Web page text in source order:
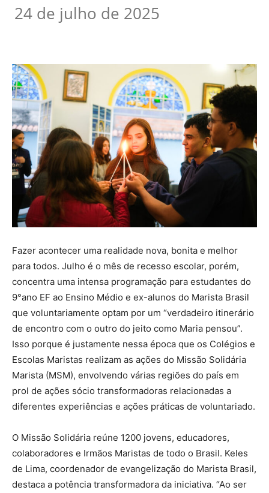
24 de julho de 2025
Fazer acontecer uma realidade nova, bonita e melhor
para todos. Julho é o mês de recesso escolar, porém,
concentra uma intensa programação para estudantes do
9°ano EF ao Ensino Médio e ex-alunos do Marista Brasil
que voluntariamente optam por um “verdadeiro itinerário
de encontro com o outro do jeito como Maria pensou”.
Isso porque é justamente nessa época que os Colégios e
Escolas Maristas realizam as ações do Missão Solidária
Marista (MSM), envolvendo várias regiões do país em
prol de ações sócio transformadoras relacionadas a
diferentes experiências e ações práticas de voluntariado.
O Missão Solidária reúne 1200 jovens, educadores,
colaboradores e Irmãos Maristas de todo o Brasil. Keles
de Lima, coordenador de evangelização do Marista Brasil,
destaca a potência transformadora da iniciativa. “Ao ser